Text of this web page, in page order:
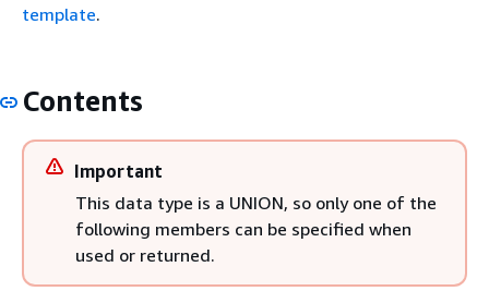
template.
Contents
Important
This data type is a UNION, so only one of the
following members can be specified when
used or returned.